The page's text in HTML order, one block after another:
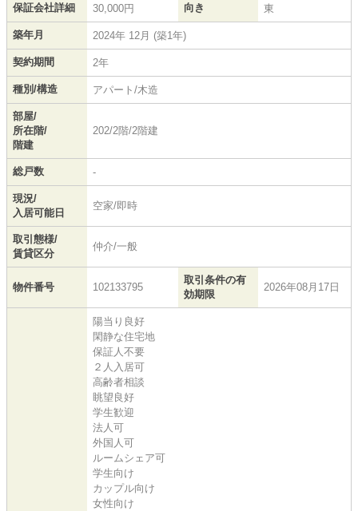
保証会社詳細 30,000円 向き 東
築年月 2024年 12月 (築1年)
契約期間 2年
種別/構造 アパート/木造
部屋/
所在階/
階建
202/2階/2階建
総戸数 -
現況/
入居可能日
空家/即時
取引態様/
賃貸区分
仲介/一般
物件番号 102133795
取引条件の有
効期限
2026年08月17日
陽当り良好
閑静な住宅地
保証人不要
２人入居可
高齢者相談
眺望良好
学生歓迎
法人可
外国人可
ルームシェア可
学生向け
カップル向け
女性向け